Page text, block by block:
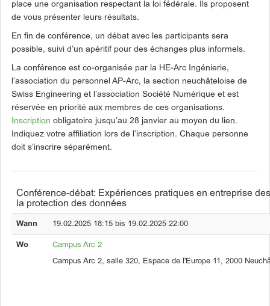
place une organisation respectant la loi fédérale. Ils proposent
de vous présenter leurs résultats.
En fin de conférence, un débat avec les participants sera
possible, suivi d’un apéritif pour des échanges plus informels.
La conférence est co-organisée par la HE-Arc Ingénierie,
l’association du personnel AP-Arc, la section neuchâteloise de
Swiss Engineering et l’association Société Numérique et est
réservée en priorité aux membres de ces organisations.
Inscription obligatoire jusqu’au 28 janvier au moyen du lien.
Indiquez votre affiliation lors de l’inscription. Chaque personne
doit s’inscrire séparément.
Conférence-débat: Expériences pratiques en entreprise
la protection des données
Wann 19.02.2025 18:15 bis 19.02.2025 22:00
Wo Campus Arc 2
Campus Arc 2, salle 320, Espace de l'Europe 11, 2000